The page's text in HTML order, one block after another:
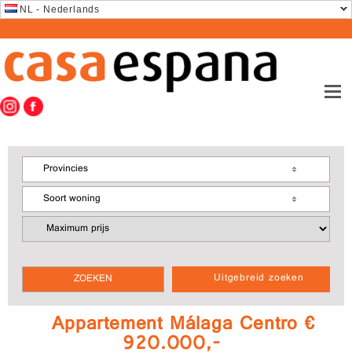
NL - Nederlands
Uitgebreid zoeken
Provincies
Soort woning
Appartement Málaga Centro €
920.000,-